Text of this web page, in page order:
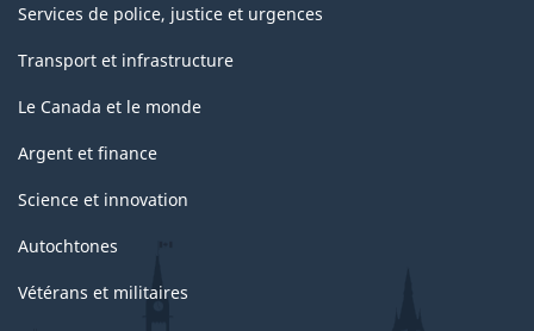
Services de police, justice et urgences
Transport et infrastructure
Le Canada et le monde
Argent et finance
Science et innovation
Autochtones
Vétérans et militaires